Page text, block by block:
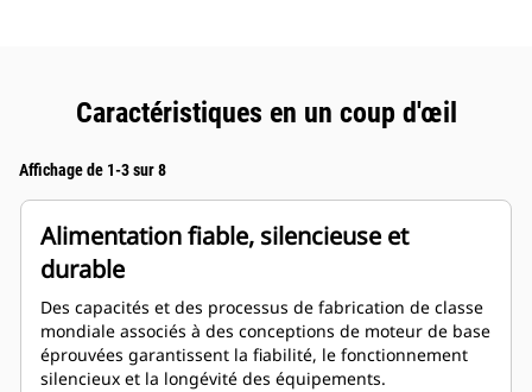
Caractéristiques en un coup d'œil
Affichage de 1-3 sur 8
Alimentation fiable, silencieuse et
durable
Des capacités et des processus de fabrication de classe
mondiale associés à des conceptions de moteur de base
éprouvées garantissent la fiabilité, le fonctionnement
silencieux et la longévité des équipements.